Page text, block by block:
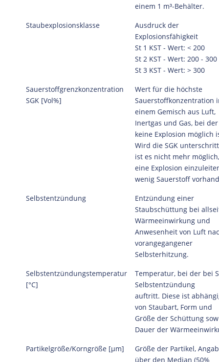
einem 1 m³-Behälter.
Staubexplosionsklasse
Ausdruck der
Explosionsfähigkeit
St 1 KST - Wert: < 200
St 2 KST - Wert: 200 - 300
St 3 KST - Wert: > 300
Sauerstoffgrenzkonzentration
SGK [Vol%]
Wert für die höchste
Sauerstoffkonzentration
einem Gemisch aus Luft,
Inertgas und Gas, bei der
keine Explosion möglich
Wird die SGK
ist es nicht mehr möglich,
eine Explosion
wenig Sauerstoff
Selbstentzündung
Entzündung einer
Staubschüttung bei
Wärmeeinwirkung und
Anwesenheit von Luft
vorangegangener
Selbsterhitzung.
Selbstentzündungstemperatur
[°C]
Temperatur, bei der bei
Selbstentzündung
auftritt. Diese ist
von Staubart, Form und
Größe der Schüttung
Dauer der
Partikelgröße/Korngröße [μm]
Größe der Partikel,
über den Median (50%